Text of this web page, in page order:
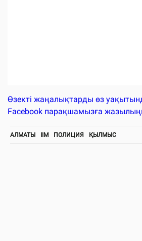
Өзекті жаңалықтарды өз
Facebook парақшамызға
АЛМАТЫ ІІМ ПОЛИЦИЯ ҚЫЛМЫС